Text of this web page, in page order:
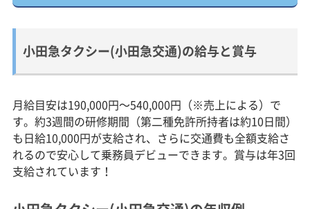
小田急タクシー(小田急交通)の給与と賞与
月給目安は190,000円～540,000円（※売上による）で
す。約3週間の研修期間（第二種免許所持者は約10日間）
も日給10,000円が支給され、さらに交通費も全額支給さ
れるので安心して乗務員デビューできます。賞与は年3回
支給されています！